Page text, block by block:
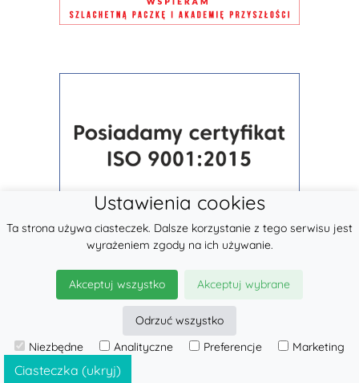
© 2026LennyLamb sp. z o.o.
·Chusty Tkane
Ciasteczka (ukryj)
Ustawienia cookies
Ta strona używa ciasteczek. Dalsze korzystanie z tego serwisu jest
wyrażeniem zgody na ich używanie.
Akceptuj wszystko Akceptuj wybrane
Odrzuć wszystko
Niezbędne
Analityczne Preferencje Marketing